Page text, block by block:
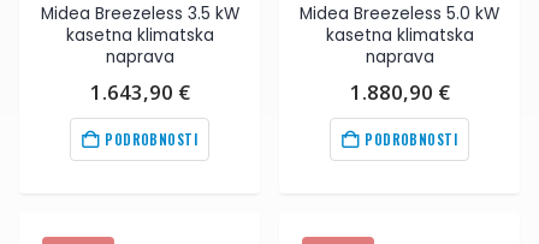
Midea Breezeless 3.5 kW
kasetna klimatska
naprava
1.643,90 €
PODROBNOSTI
Midea Breezeless 5.0 kW
kasetna klimatska
naprava
1.880,90 €
PODROBNOSTI